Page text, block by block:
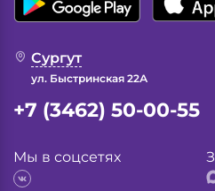
Сургут
ул. Быстринская 22А
+7 (3462) 50-00-55
Мы в соцсетях